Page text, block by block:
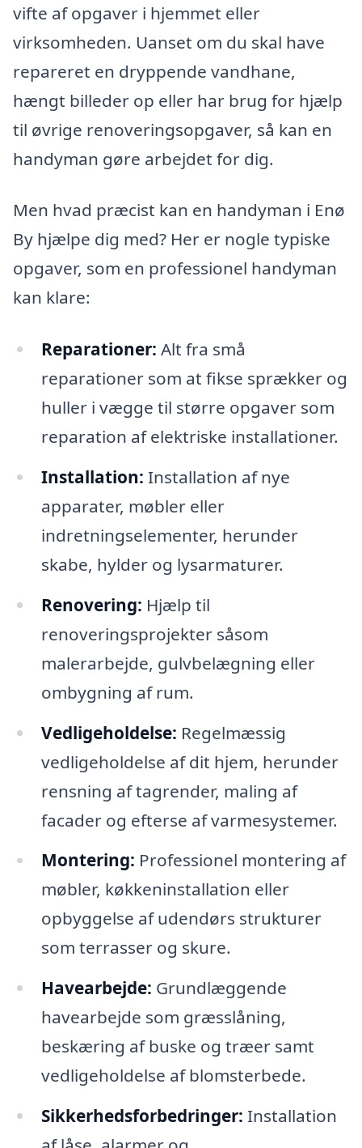
vifte af opgaver i hjemmet eller
virksomheden. Uanset om du skal have
repareret en dryppende vandhane,
hængt billeder op eller har brug for hjælp
til øvrige renoveringsopgaver, så kan en
handyman gøre arbejdet for dig.
Men hvad præcist kan en handyman i Enø
By hjælpe dig med? Her er nogle typiske
opgaver, som en professionel handyman
kan klare:
Reparationer: Alt fra små
reparationer som at fikse sprækker og
huller i vægge til større opgaver som
reparation af elektriske installationer.
Installation: Installation af nye
apparater, møbler eller
indretningselementer, herunder
skabe, hylder og lysarmaturer.
Renovering: Hjælp til
renoveringsprojekter såsom
malerarbejde, gulvbelægning eller
ombygning af rum.
Vedligeholdelse: Regelmæssig
vedligeholdelse af dit hjem, herunder
rensning af tagrender, maling af
facader og efterse af varmesystemer.
Montering: Professionel montering af
møbler, køkkeninstallation eller
opbyggelse af udendørs strukturer
som terrasser og skure.
Havearbejde: Grundlæggende
havearbejde som græsslåning,
beskæring af buske og træer samt
vedligeholdelse af blomsterbede.
Sikkerhedsforbedringer: Installation